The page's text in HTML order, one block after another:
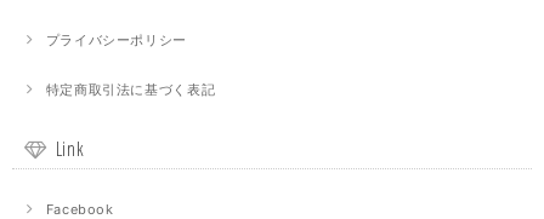
プライバシーポリシー
特定商取引法に基づく表記
Link
Facebook